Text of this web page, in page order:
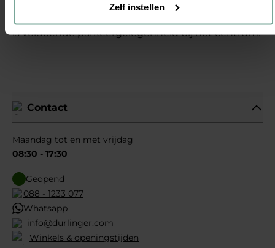
Zelf instellen
is voldoende parkeergelegenheid bij het centrum.
Contact
Maandag tot en met vrijdag
08:30 - 17:30
Geopend
088 - 1233 077
Whatsapp
info@durlinger.com
Winkels & openingstijden